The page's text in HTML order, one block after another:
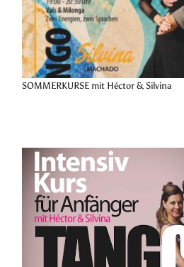
SOMMERKURSE mit Héctor & Silvina